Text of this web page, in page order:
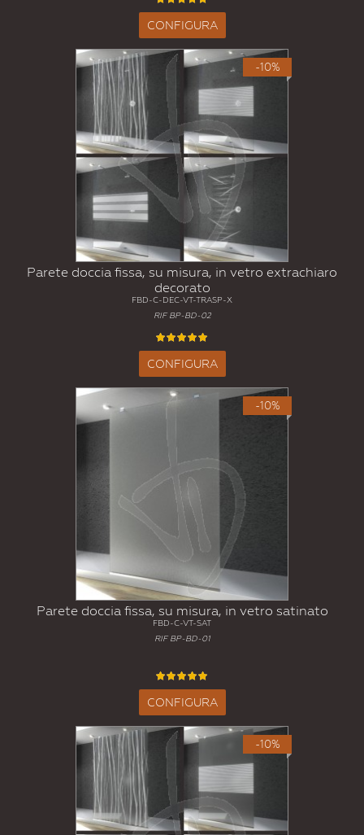
CONFIGURA
-10%
Parete doccia fissa, su misura, in vetro extrachiaro
decorato
FBD-C-DEC-VT-TRASP-X
RIF BP-BD-02
CONFIGURA
-10%
Parete doccia fissa, su misura, in vetro satinato
FBD-C-VT-SAT
RIF BP-BD-01
CONFIGURA
-10%